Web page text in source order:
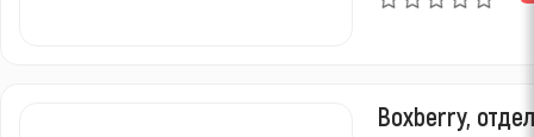
Boxberry,